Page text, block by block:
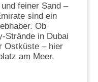
feiner Sand –
sind ein
Ob
Strände in Dubai
Ostküste – hier
am Meer.